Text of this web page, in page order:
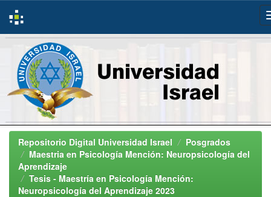
Skip
navigationRepositorio Digital Universidad Israel
Posgrados
Maestria en Psicología Mención: Neuropsicología del
Aprendizaje
Tesis - Maestría en Psicología Mención:
Neuropsicología del Aprendizaje 2023